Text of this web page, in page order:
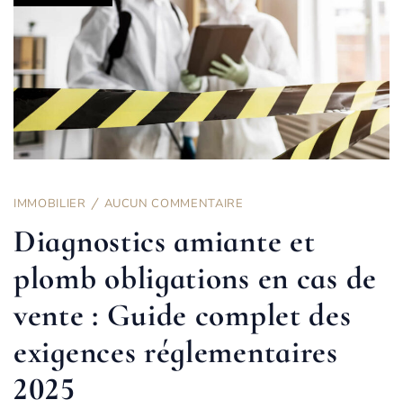
IMMOBILIER AUCUN COMMENTAIRE
Diagnostics amiante et
plomb obligations en cas de
vente : Guide complet des
exigences réglementaires
2025